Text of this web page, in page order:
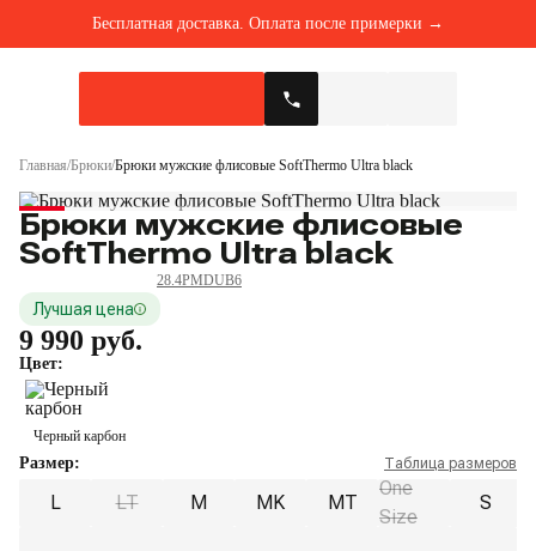
Бесплатная доставка. Оплата после примерки →
Оплата
Обмен и возврат
О нас
Новости
Куртки
Брюки
Жилеты
Термобелье
Слои
Средний
Войти
Добавлен в корзину
Главная/Брюки/Брюки мужские флисовые SoftThermo Ultra black
Брюки мужские флисовые
SoftThermo Ultra black
28.4PMDUB6
Цвет:
Черный карбон
Размер: Таблица размеров
L LT M MK MT
One
Size
S
Лучшая цена
9 990 руб.